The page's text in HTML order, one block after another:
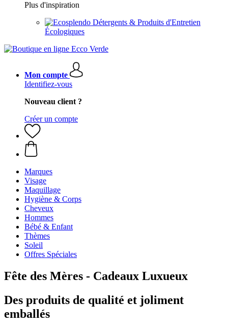
Plus d'inspiration
Détergents & Produits d'Entretien
Écologiques
Mon compte
Identifiez-vous
Nouveau client ?
Créer un compte
Marques
Visage
Maquillage
Hygiène & Corps
Cheveux
Hommes
Bébé & Enfant
Thèmes
Soleil
Offres Spéciales
Fête des Mères - Cadeaux Luxueux
Des produits de qualité et joliment
emballés